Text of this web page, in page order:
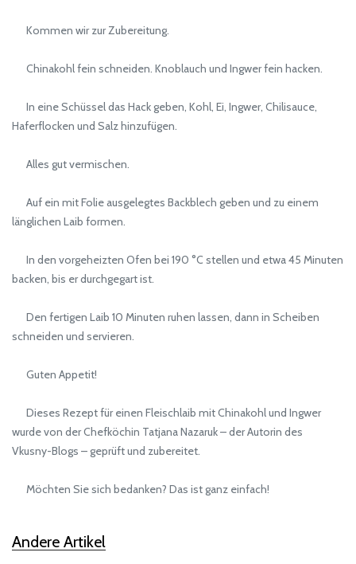
Kommen wir zur Zubereitung.
Chinakohl fein schneiden. Knoblauch und Ingwer fein hacken.
In eine Schüssel das Hack geben, Kohl, Ei, Ingwer, Chilisauce,
Haferflocken und Salz hinzufügen.
Alles gut vermischen.
Auf ein mit Folie ausgelegtes Backblech geben und zu einem
länglichen Laib formen.
In den vorgeheizten Ofen bei 190 °C stellen und etwa 45 Minuten
backen, bis er durchgegart ist.
Den fertigen Laib 10 Minuten ruhen lassen, dann in Scheiben
schneiden und servieren.
Guten Appetit!
Dieses Rezept für einen Fleischlaib mit Chinakohl und Ingwer
wurde von der Chefköchin Tatjana Nazaruk – der Autorin des
Vkusny-Blogs – geprüft und zubereitet.
Möchten Sie sich bedanken? Das ist ganz einfach!
Andere Artikel